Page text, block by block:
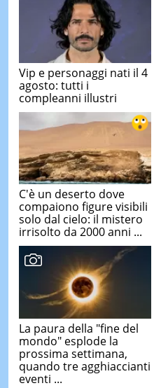
Vip e personaggi nati il 4
agosto: tutti i
compleanni illustri
C'è un deserto dove
compaiono figure visibili
solo dal cielo: il mistero
irrisolto da 2000 anni ...
La paura della "fine del
mondo" esplode la
prossima settimana,
quando tre agghiaccianti
eventi ...